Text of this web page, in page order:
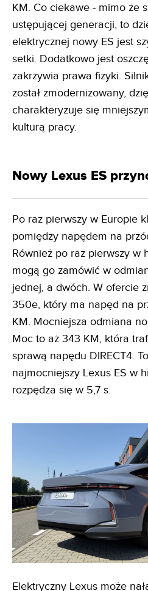
KM. Co ciekawe - mimo że
ustępującej generacji, to
elektrycznej nowy ES jest
setki. Dodatkowo jest
zakrzywia prawa fizyki.
został zmodernizowany,
charakteryzuje się
kulturą pracy.
Nowy Lexus ES
Po raz pierwszy w Europie
pomiędzy napędem na
Również po raz pierwszy w
mogą go zamówić w
jednej, a dwóch. W ofercie
350e, który ma napęd na
KM. Mocniejsza odmiana
Moc to aż 343 KM, która
sprawą napędu DIRECT4.
najmocniejszy Lexus ES w
rozpędza się w 5,7 s.
Elektryczny Lexus może